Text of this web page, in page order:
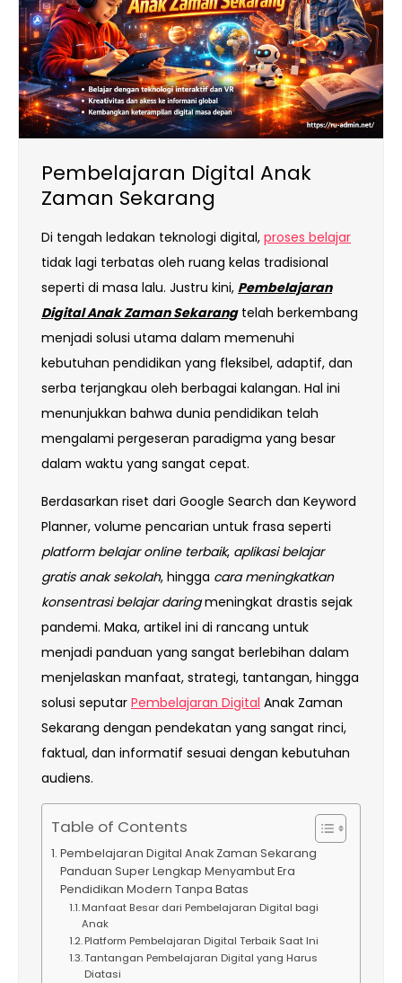
Pembelajaran Digital Anak
Zaman Sekarang
Di tengah ledakan teknologi digital, proses belajar
tidak lagi terbatas oleh ruang kelas tradisional
seperti di masa lalu. Justru kini, Pembelajaran
Digital Anak Zaman Sekarangtelah berkembang
menjadi solusi utama dalam memenuhi
kebutuhan pendidikan yang fleksibel, adaptif, dan
serba terjangkau oleh berbagai kalangan. Hal ini
menunjukkan bahwa dunia pendidikan telah
mengalami pergeseran paradigma yang besar
dalam waktu yang sangat cepat.
Berdasarkan riset dari Google Search dan Keyword
Planner, volume pencarian untuk frasa seperti
platform belajar online terbaik, aplikasi belajar
gratis anak sekolah, hingga cara meningkatkan
konsentrasi belajar daringmeningkat drastis sejak
pandemi. Maka, artikel ini di rancang untuk
menjadi panduan yang sangat berlebihan dalam
menjelaskan manfaat, strategi, tantangan, hingga
solusi seputar Pembelajaran Digital Anak Zaman
Sekarang dengan pendekatan yang sangat rinci,
faktual, dan informatif sesuai dengan kebutuhan
audiens.
Table of Contents
Pembelajaran Digital Anak Zaman Sekarang
Panduan Super Lengkap Menyambut Era
Pendidikan Modern Tanpa Batas
Manfaat Besar dari Pembelajaran Digital bagi
Anak
Platform Pembelajaran Digital Terbaik Saat Ini
Tantangan Pembelajaran Digital yang Harus
Diatasi